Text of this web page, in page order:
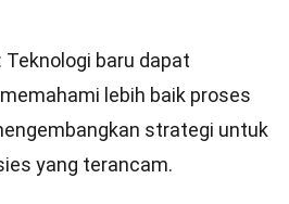
: Teknologi baru dapat
lebih baik proses
strategi untuk
yang terancam.